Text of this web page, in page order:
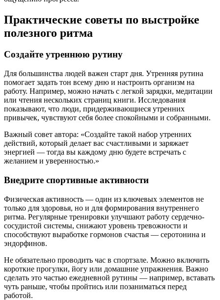
Практические советы по выстройке
полезного ритма
Создайте утреннюю рутину
Для большинства людей важен старт дня. Утренняя рутина
помогает задать тон всему дню и настроить организм на
работу. Например, можно начать с легкой зарядки, медитации
или чтения нескольких страниц книги. Исследования
показывают, что люди, придерживающиеся утренних
привычек, чувствуют себя более спокойными и собранными.
Важный совет автора: «Создайте такой набор утренних
действий, который делает вас счастливыми и заряжает
энергией — тогда вы каждому дню будете встречать с
желанием и уверенностью.»
Внедрите спортивные активности
Физическая активность — один из ключевых элементов не
только для здоровья, но и для формирования внутреннего
ритма. Регулярные тренировки улучшают работу сердечно-
сосудистой системы, снижают уровень тревожности и
способствуют выработке гормонов счастья — серотонина и
эндорфинов.
Не обязательно проводить час в спортзале. Можно включить
короткие прогулки, йогу или домашние упражнения. Важно
сделать это частью ежедневной рутины — например, вставать
чуть раньше, чтобы пройтись или позаниматься перед
работой.